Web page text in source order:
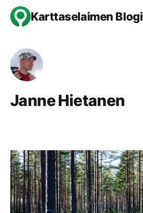
Karttaselaimen Blogi
Janne Hietanen